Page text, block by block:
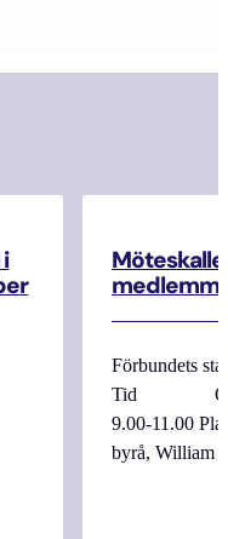
i
Förbundets
Tid
9.00-11.00
byrå, William